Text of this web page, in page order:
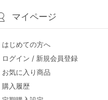
マイページ
はじめての方へ
ログイン / 新規会員登録
お気に入り商品
購入履歴